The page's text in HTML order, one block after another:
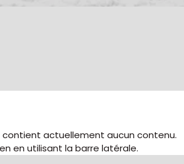
actuellement aucun contenu.
en utilisant la barre latérale.